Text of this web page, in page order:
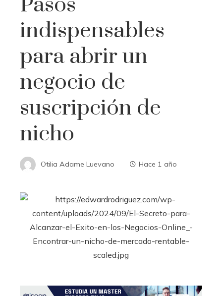
indispensables
para abrir un
negocio de
suscripción de
nicho
Otilia Adame Luevano Hace 1 año